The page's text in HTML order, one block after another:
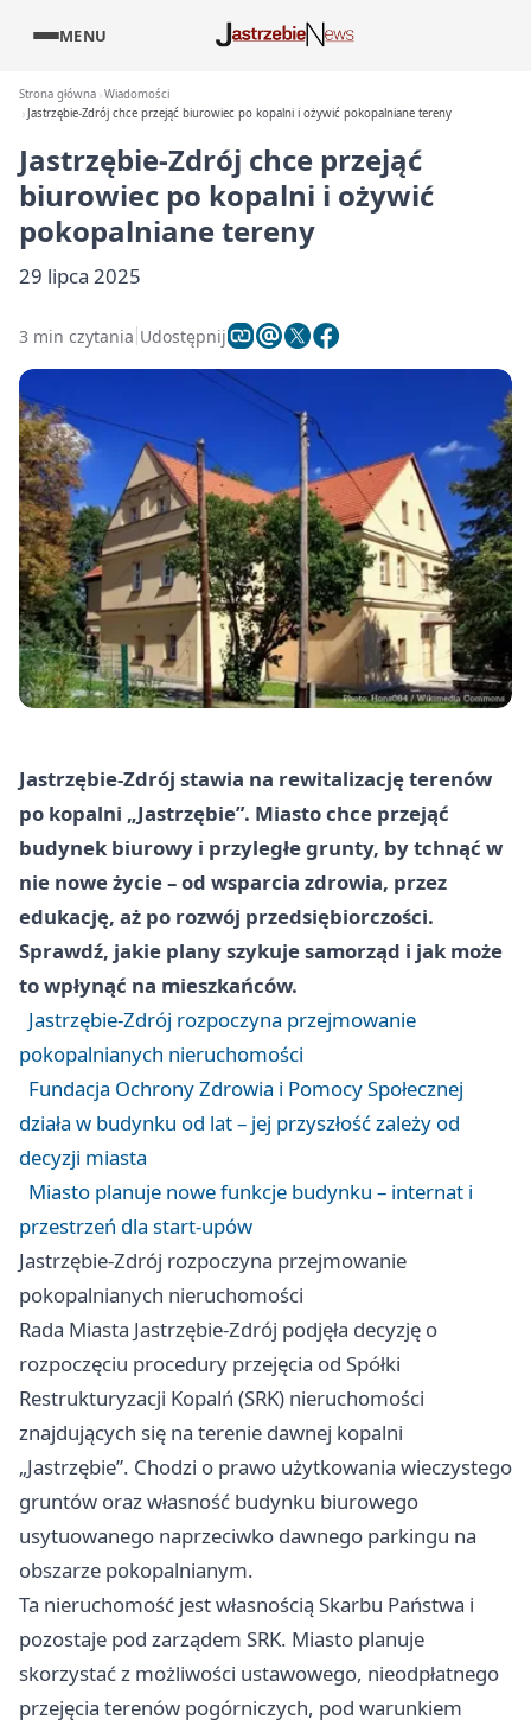
MENU
Strona główna Wiadomości
Jastrzębie-Zdrój chce przejąć biurowiec po kopalni i ożywić pokopalniane tereny
Jastrzębie-Zdrój chce przejąć
biurowiec po kopalni i ożywić
pokopalniane tereny
29 lipca 2025
3 min czytania Udostępnij
Jastrzębie-Zdrój stawia na rewitalizację terenów
po kopalni „Jastrzębie”. Miasto chce przejąć
budynek biurowy i przyległe grunty, by tchnąć w
nie nowe życie – od wsparcia zdrowia, przez
edukację, aż po rozwój przedsiębiorczości.
Sprawdź, jakie plany szykuje samorząd i jak może
to wpłynąć na mieszkańców.
Jastrzębie-Zdrój rozpoczyna przejmowanie
pokopalnianych nieruchomości
Fundacja Ochrony Zdrowia i Pomocy Społecznej
działa w budynku od lat – jej przyszłość zależy od
decyzji miasta
Miasto planuje nowe funkcje budynku – internat i
przestrzeń dla start-upów
Jastrzębie-Zdrój rozpoczyna przejmowanie
pokopalnianych nieruchomości
Rada Miasta Jastrzębie-Zdrój podjęła decyzję o
rozpoczęciu procedury przejęcia od Spółki
Restrukturyzacji Kopalń (SRK) nieruchomości
znajdujących się na terenie dawnej kopalni
„Jastrzębie”. Chodzi o prawo użytkowania wieczystego
gruntów oraz własność budynku biurowego
usytuowanego naprzeciwko dawnego parkingu na
obszarze pokopalnianym.
Ta nieruchomość jest własnością Skarbu Państwa i
pozostaje pod zarządem SRK. Miasto planuje
skorzystać z możliwości ustawowego, nieodpłatnego
przejęcia terenów pogórniczych, pod warunkiem